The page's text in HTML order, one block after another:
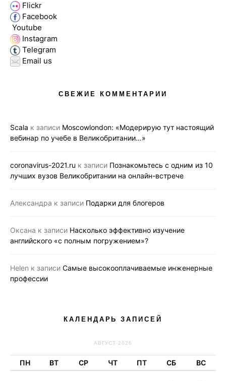
Flickr
Facebook
Youtube
Instagram
Telegram
Email us
СВЕЖИЕ КОММЕНТАРИИ
Scala к записи Moscowlondon: «Модерирую тут настоящий
вебинар по учебе в Великобритании…»
coronavirus-2021.ru к записи Познакомьтесь с одним из 10
лучших вузов Великобритании на онлайн-встрече
Александра к записи Подарки для блогеров
Оксана к записи Насколько эффективно изучение
английского «с полным погружением»?
Helen к записи Самые высокооплачиваемые инженерные
профессии
КАЛЕНДАРЬ ЗАПИСЕЙ
АВГУСТ 2026
ПН ВТ СР ЧТ ПТ СБ ВС